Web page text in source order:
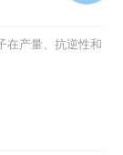
在产量、抗逆性和